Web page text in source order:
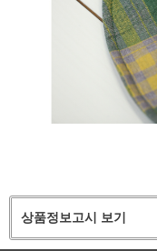
상품정보고시 보기